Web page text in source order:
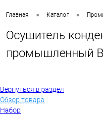
Главная • Каталог •
Осушитель
промышленный
Вернуться в раздел
Обзор товара
Набор